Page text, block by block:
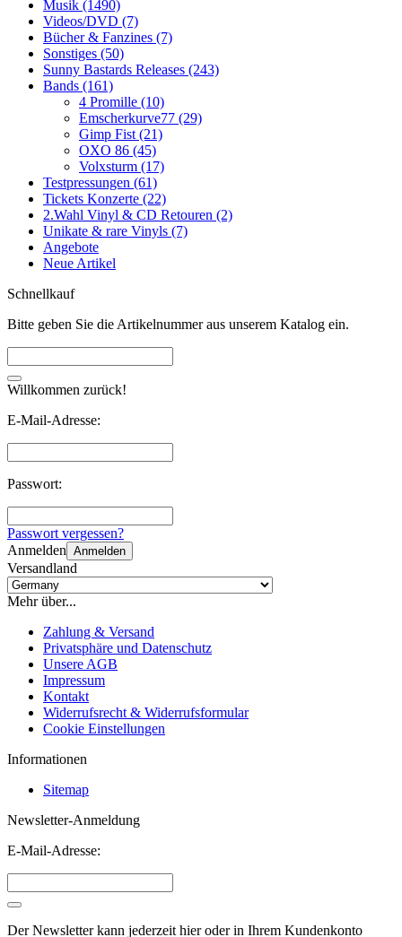
Musik (1490)
Videos/DVD (7)
Bücher & Fanzines (7)
Sonstiges (50)
Sunny Bastards Releases (243)
Bands (161)
4 Promille (10)
Emscherkurve77 (29)
Gimp Fist (21)
OXO 86 (45)
Volxsturm (17)
Testpressungen (61)
Tickets Konzerte (22)
2.Wahl Vinyl & CD Retouren (2)
Unikate & rare Vinyls (7)
Angebote
Neue Artikel
Schnellkauf
Bitte geben Sie die Artikelnummer aus unserem Katalog ein.
Willkommen zurück!
E-Mail-Adresse:
Passwort:
Passwort vergessen?
Anmelden Anmelden
Versandland
Mehr über...
Zahlung & Versand
Privatsphäre und Datenschutz
Unsere AGB
Impressum
Kontakt
Widerrufsrecht & Widerrufsformular
Cookie Einstellungen
Informationen
Sitemap
Newsletter-Anmeldung
E-Mail-Adresse:
Der Newsletter kann jederzeit hier oder in Ihrem Kundenkonto